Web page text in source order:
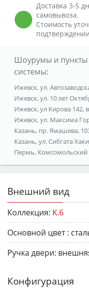
Доставка 3-5
самовывоза.
Стоимость
Шоурумы и
системы:
Ижевск, ул.
Ижевск, ул. 10 лет
Ижевск, ул Кирова 142,
Ижевск, ул. Максима
Казань, пр. Ямашева,
Казань, ул. Сибгата
Пермь, Комсомольский
Внешний вид
Коллекция: K.6
Основной цвет :
Ручка двери:
Конфигурация